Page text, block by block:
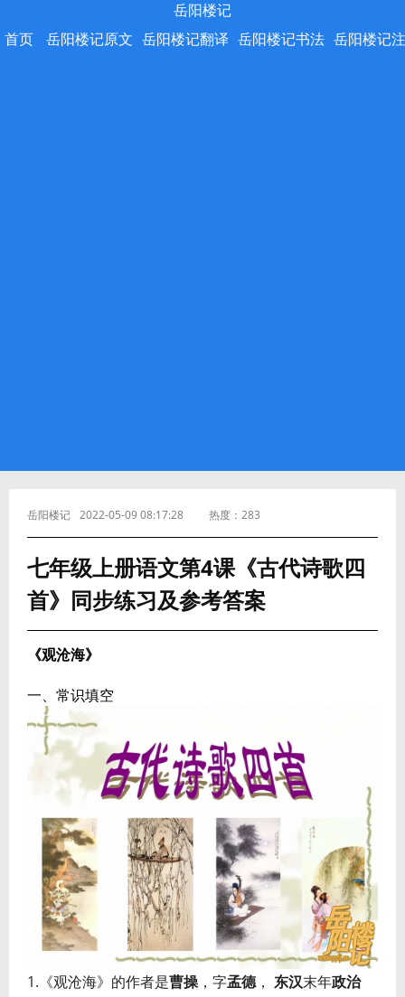
岳阳楼记
首页
岳阳楼记原文 岳阳楼记翻译 岳阳楼记书法 岳阳楼记
岳阳楼记 2022-05-09 08:17:28 热度： 283
七年级上册语文第4课《古代诗歌四
首》同步练习及参考答案
《观沧海》
一、常识填空
1.《观沧海》的作者是曹操 ，字孟德， 东汉末年政治